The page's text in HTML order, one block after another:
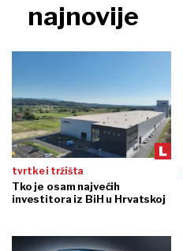
najnovije
tvrtke i tržišta
Tko je osam najvećih
investitora iz BiH u Hrvatskoj